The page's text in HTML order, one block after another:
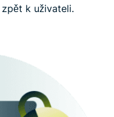
k uživateli.